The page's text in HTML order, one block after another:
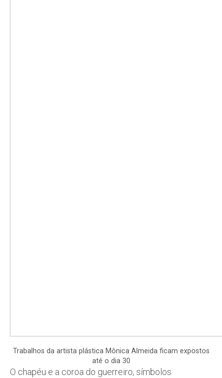
Trabalhos da artista plástica Mônica Almeida ficam expostos
até o dia 30
O chapéu e a coroa do guerreiro, símbolos